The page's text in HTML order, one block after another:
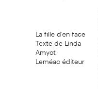
La fille d'en face
Texte de Linda
Amyot
Leméac éditeur